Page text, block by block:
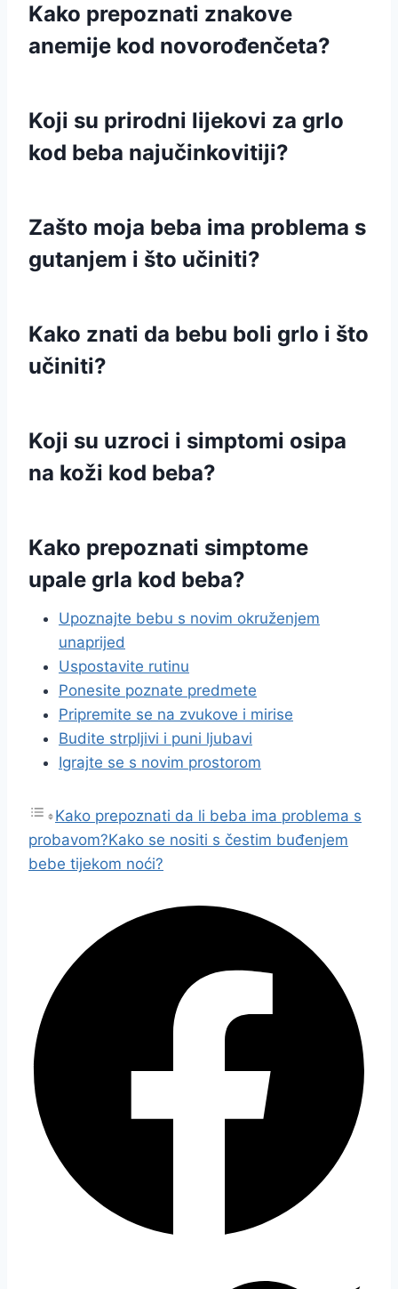
Kako prepoznati znakove
anemije kod novorođenčeta?
Koji su prirodni lijekovi za grlo
kod beba najučinkovitiji?
Zašto moja beba ima problema s
gutanjem i što učiniti?
Kako znati da bebu boli grlo i što
učiniti?
Koji su uzroci i simptomi osipa
na koži kod beba?
Kako prepoznati simptome
upale grla kod beba?
Upoznajte bebu s novim okruženjem
unaprijed
Uspostavite rutinu
Ponesite poznate predmete
Pripremite se na zvukove i mirise
Budite strpljivi i puni ljubavi
Igrajte se s novim prostorom
Kako prepoznati da li beba ima problema s
probavom?Kako se nositi s čestim buđenjem
bebe tijekom noći?